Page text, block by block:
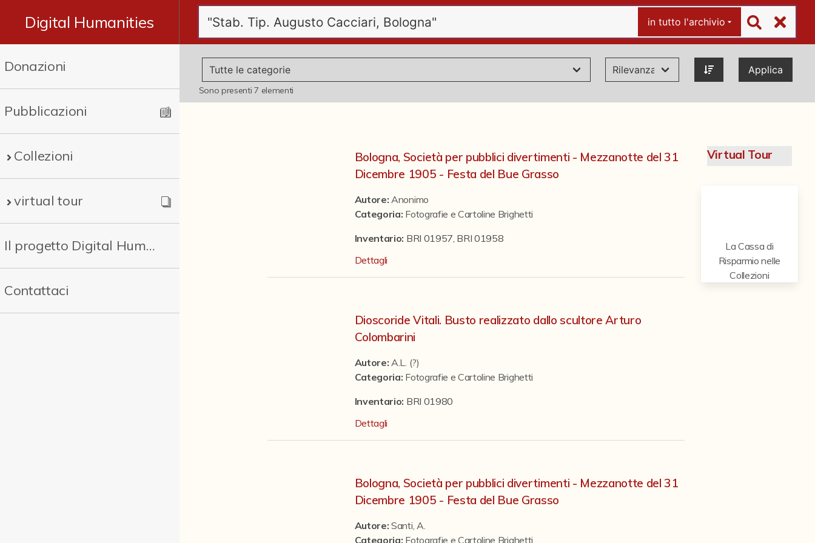
Digital Humanities
Donazioni
Pubblicazioni
Collezioni
virtual tour
Il progetto Digital Humanities
Contattaci
in tutto l'archivio
Applica
Sono presenti7 elementi
Bologna, Società per pubblici divertimenti - Mezzanotte del 31
Dicembre 1905 - Festa del Bue Grasso
Autore:Anonimo
Categoria: Fotografie e Cartoline Brighetti
Inventario: BRI 01957, BRI 01958
Dettagli
Dioscoride Vitali. Busto realizzato dallo scultore Arturo
Colombarini
Autore:A.L. (?)
Categoria: Fotografie e Cartoline Brighetti
Inventario: BRI 01980
Dettagli
Bologna, Società per pubblici divertimenti - Mezzanotte del 31
Dicembre 1905 - Festa del Bue Grasso
Autore:Santi, A.
Categoria: Fotografie e Cartoline Brighetti
Virtual Tour
La Cassa di
Risparmio nelle
Collezioni